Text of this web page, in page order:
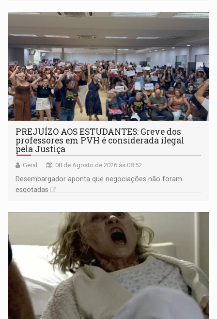
PREJUÍZO AOS ESTUDANTES: Greve dos
professores em PVH é considerada ilegal
pela Justiça
Geral 08 de Agosto de 2026 às 08:52
Desembargador aponta que negociações não foram
esgotadas